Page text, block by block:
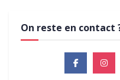
On reste en contact